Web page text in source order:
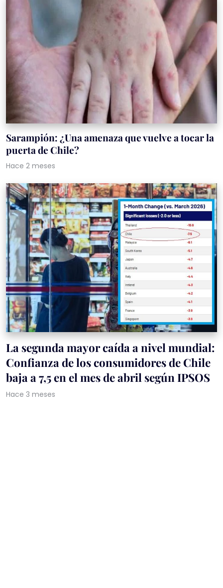
Sarampión: ¿Una amenaza que vuelve a tocar la
puerta de Chile?
Hace 2 meses
La segunda mayor caída a nivel mundial:
Confianza de los consumidores de Chile
baja a 7,5 en el mes de abril según IPSOS
Hace 3 meses